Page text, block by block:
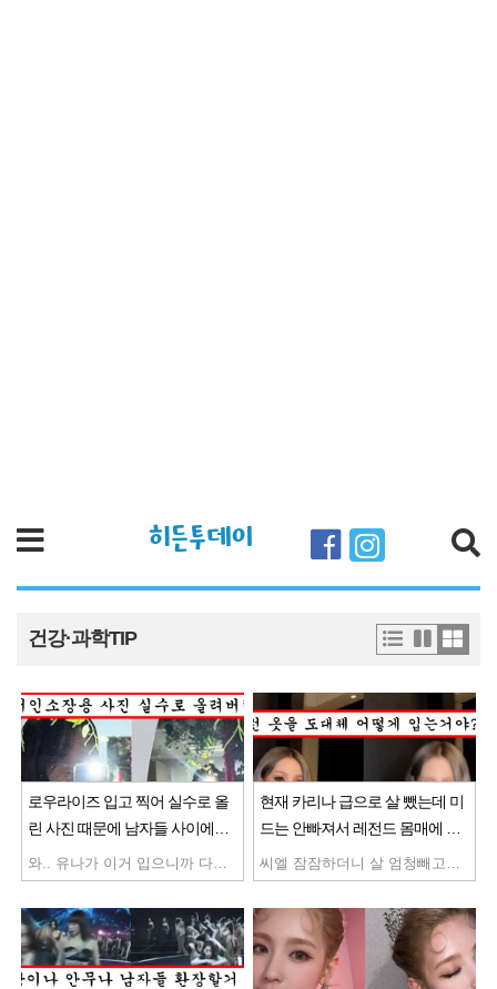
히든투데이
건강·과학TIP
로우라이즈 입고 찍어 실수로 올
린 사진 때문에 남자들 사이에서
난리 난 있지 유나
와.. 유나가 이거 입으니까 다른 연예인들이랑 클라스가 다른게 느껴짐 진심 유나가 미래다 ... 아프리카 여캠들이 자주 입던 신도시 미시룩 유나가 입고 서열정리 해버림 여캠들이랑은 비교 자체가 안되네
현재 카리나 급으로 살 뺐는데 미
드는 안빠져서 레전드 몸매에 과
감한 의상 보여준 씨엘
씨엘 잠잠하더니 살 엄청빼고옴 ㄷㄷ 씨엘이 활동 때 레전드긴 했지 ...